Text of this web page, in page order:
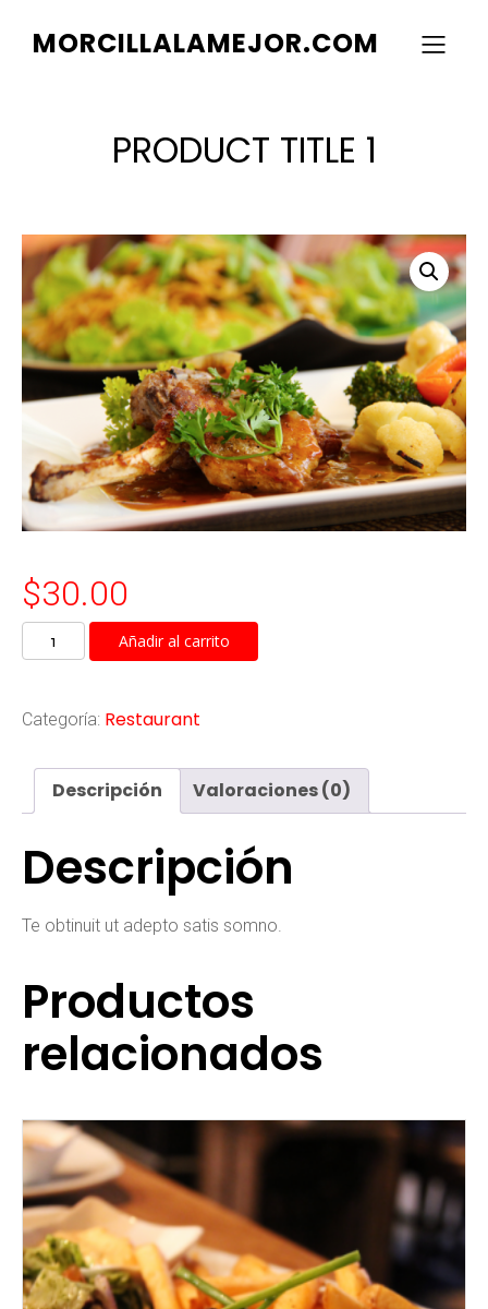
MORCILLALAMEJOR.COM
PRODUCT TITLE 1
$30.00
PRODUCT
TITLE
cantidad
Añadir al carrito
Categoría: Restaurant
Descripción Valoraciones (0)
Descripción
Te obtinuit ut adepto satis somno.
Productos
relacionados